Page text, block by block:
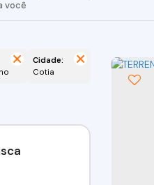
Cidade:
Cotia